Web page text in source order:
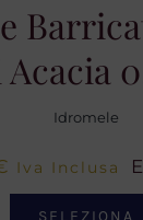
Acacia
Idromele
Iva Inclusa
SELEZIONA